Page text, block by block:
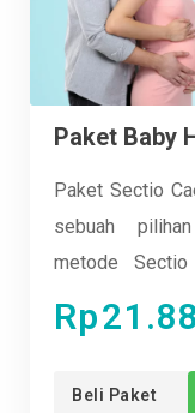
Paket Sectio
sebuah
metode Sectio
dengan
dan bayi yang
Asia Aksara,
kehadiran bayi
Rp
Beli Paket